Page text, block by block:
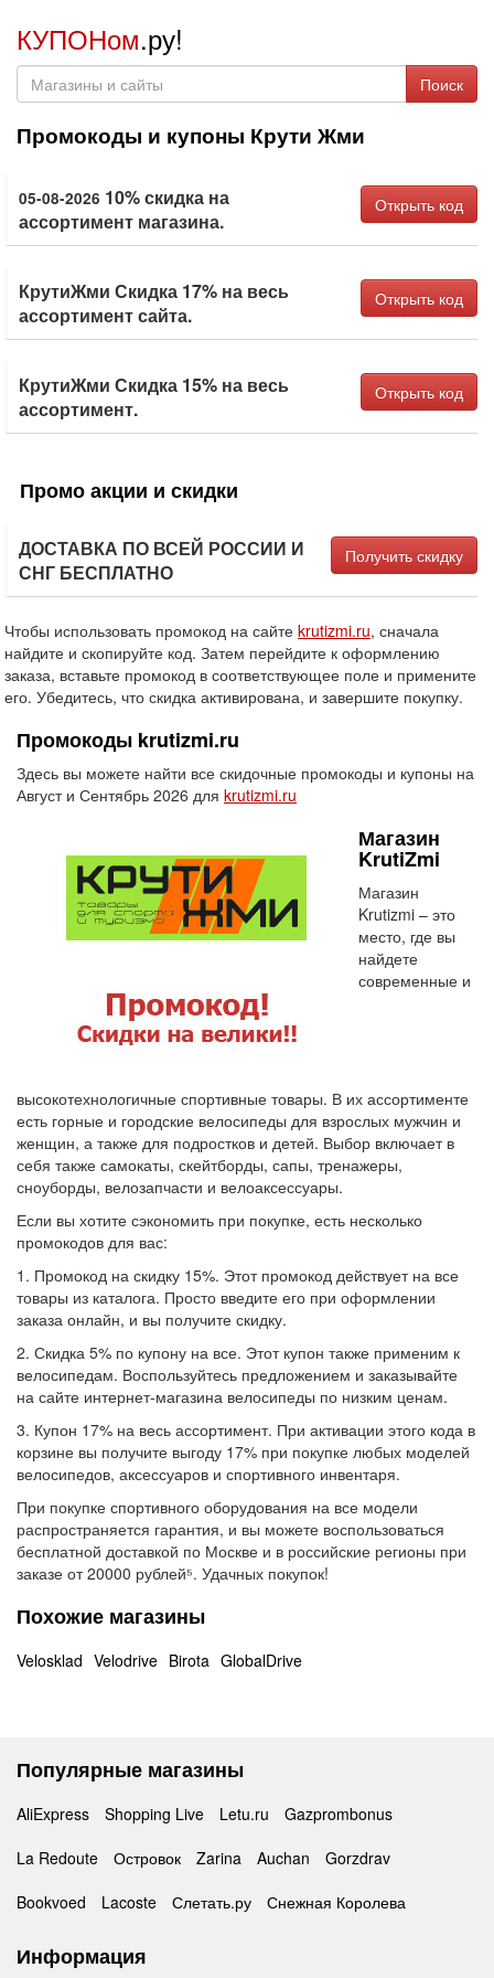
КУПОНом.ру!
Поиск
Промокоды и купоны Крути Жми
05-08-2026 10% скидка на
ассортимент магазина.
Открыть код
КрутиЖми Скидка 17% на весь
ассортимент сайта.
Открыть код
КрутиЖми Скидка 15% на весь
ассортимент.
Открыть код
Промо акции и скидки
ДОСТАВКА ПО ВСЕЙ РОССИИ И
СНГ БЕСПЛАТНО
Получить скидку
Чтобы использовать промокод на сайте krutizmi.ru, сначала
найдите и скопируйте код. Затем перейдите к оформлению
заказа, вставьте промокод в соответствующее поле и примените
его. Убедитесь, что скидка активирована, и завершите покупку.
Промокоды krutizmi.ru
Здесь вы можете найти все скидочные промокоды и купоны на
Август и Сентябрь 2026 для krutizmi.ru
Магазин
KrutiZmi
Магазин
Krutizmi – это
место, где вы
найдете
современные и
высокотехнологичные спортивные товары. В их ассортименте
есть горные и городские велосипеды для взрослых мужчин и
женщин, а также для подростков и детей. Выбор включает в
себя также самокаты, скейтборды, сапы, тренажеры,
сноуборды, велозапчасти и велоаксессуары.
Если вы хотите сэкономить при покупке, есть несколько
промокодов для вас:
1. Промокод на скидку 15%. Этот промокод действует на все
товары из каталога. Просто введите его при оформлении
заказа онлайн, и вы получите скидку.
2. Скидка 5% по купону на все. Этот купон также применим к
велосипедам. Воспользуйтесь предложением и заказывайте
на сайте интернет-магазина велосипеды по низким ценам.
3. Купон 17% на весь ассортимент. При активации этого кода в
корзине вы получите выгоду 17% при покупке любых моделей
велосипедов, аксессуаров и спортивного инвентаря.
При покупке спортивного оборудования на все модели
распространяется гарантия, и вы можете воспользоваться
бесплатной доставкой по Москве и в российские регионы при
заказе от 20000 рублей⁵. Удачных покупок!
Похожие магазины
Velosklad Velodrive Birota GlobalDrive
Популярные магазины
AliExpress Shopping Live Letu.ru
Gazprombonus
La Redoute
Островок Zarina Auchan
Gorzdrav
Bookvoed
Lacoste Слетать.ру Снежная Королева
Информация